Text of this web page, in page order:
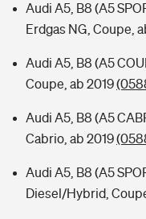
Audi A5, B8 (A5
Erdgas NG, Coupe,
Audi A5, B8 (A5
Coupe, ab 2019
Audi A5, B8 (A5
Cabrio, ab 2019
Audi A5, B8 (A5
Diesel/Hybrid,